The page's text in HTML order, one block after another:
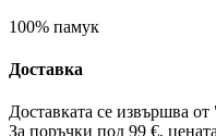
100% памук
Доставка
Доставката се извършва от
За поръчки под 99 €,